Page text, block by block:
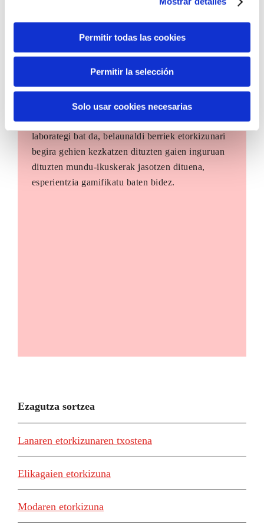
Permitir todas las cookies
Permitir la selección
Solo usar cookies necesarias
The Future Game
The Future Game gazteen parte-hartzerako
laborategi bat da, belaunaldi berriek etorkizunari
begira gehien kezkatzen dituzten gaien inguruan
dituzten mundu-ikuskerak jasotzen dituena,
esperientzia gamifikatu baten bidez.
Ezagutza sortzea
Lanaren etorkizunaren txostena
Elikagaien etorkizuna
Modaren etorkizuna